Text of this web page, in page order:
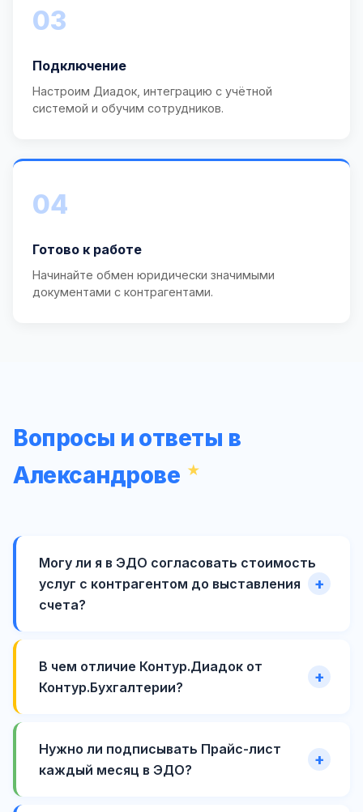
03
Подключение
Настроим Диадок, интеграцию с учётной
системой и обучим сотрудников.
04
Готово к работе
Начинайте обмен юридически значимыми
документами с контрагентами.
Вопросы и ответы в
Александрове
Могу ли я в ЭДО согласовать стоимость
услуг с контрагентом до выставления
счета?
В чем отличие Контур.Диадок от
Контур.Бухгалтерии?
Нужно ли подписывать Прайс-лист
каждый месяц в ЭДО?